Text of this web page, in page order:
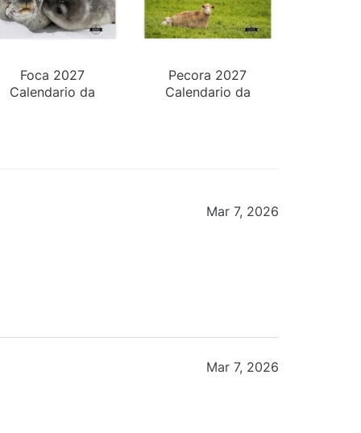
Foca 2027
Calendario da
Pecora 2027
Calendario da
Mar 7, 2026
Mar 7, 2026